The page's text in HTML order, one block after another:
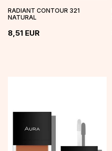
RADIANT CONTOUR 321
NATURAL
8,51 EUR